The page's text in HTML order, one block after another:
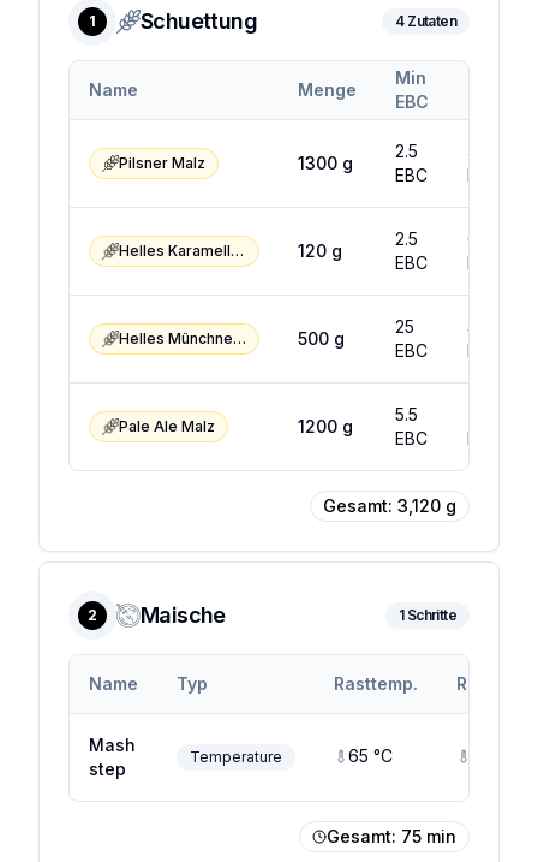
1 Schuettung 4Zutaten
Name Menge
Min
EBC
Pilsner Malz 1300 g
2.5
EBC
4.5
EBC
Helles Karamellmalz 120 g
2.5
EBC
6.5
EBC
Helles Münchner Malz 500 g
25
EBC
35
EBC
Pale Ale Malz 1200 g
5.5
EBC
EBC
Gesamt: 3,120 g
2 Maische 1Schritte
Name Typ Rasttemp.
Mash
step
Temperature 65 °C
Gesamt: 75 min